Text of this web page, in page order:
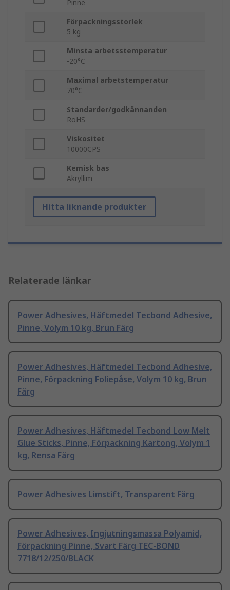
Pinne
Förpackningsstorlek
5 kg
Minsta arbetsstemperatur
-20°C
Maximal arbetstemperatur
70°C
Standarder/godkännanden
RoHS
Viskositet
10000CPS
Kemisk bas
Akryllim
Hitta liknande produkter
Relaterade länkar
Power Adhesives, Häftmedel Tecbond Adhesive,
Pinne, Volym 10 kg, Brun Färg
Power Adhesives, Häftmedel Tecbond Adhesive,
Pinne, Förpackning Foliepåse, Volym 10 kg, Brun
Färg
Power Adhesives, Häftmedel Tecbond Low Melt
Glue Sticks, Pinne, Förpackning Kartong, Volym 1
kg, Rensa Färg
Power Adhesives Limstift, Transparent Färg
Power Adhesives, Ingjutningsmassa Polyamid,
Förpackning Pinne, Svart Färg TEC-BOND
7718/12/250/BLACK